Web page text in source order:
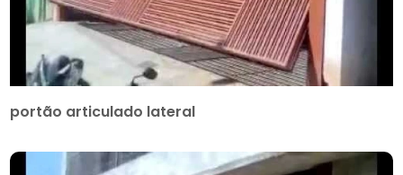
portão articulado lateral